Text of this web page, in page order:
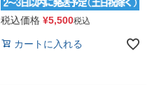
税込価格 ¥5,500税込
カートに入れる